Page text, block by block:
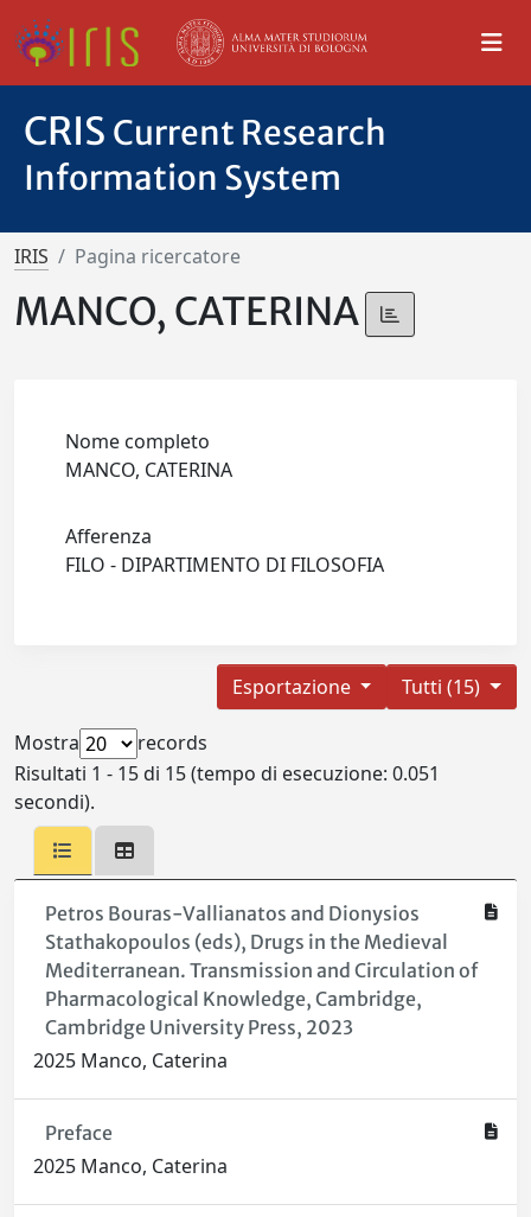
CRIS Current Research
Information System
IRIS Pagina ricercatore
MANCO, CATERINA
Nome completo
MANCO, CATERINA
Afferenza
FILO - DIPARTIMENTO DI FILOSOFIA
Tutti (15)
Esportazione
Mostra
records
Risultati 1 - 15 di 15 (tempo di esecuzione: 0.051
secondi).
Petros Bouras-Vallianatos and Dionysios
Stathakopoulos (eds), Drugs in the Medieval
Mediterranean. Transmission and Circulation of
Pharmacological Knowledge, Cambridge,
Cambridge University Press, 2023
2025 Manco, Caterina
Preface
2025 Manco, Caterina